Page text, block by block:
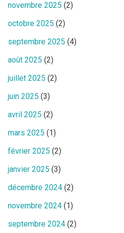
novembre 2025 (2)
octobre 2025 (2)
septembre 2025 (4)
août 2025 (2)
juillet 2025 (2)
juin 2025 (3)
avril 2025 (2)
mars 2025 (1)
février 2025 (2)
janvier 2025 (3)
décembre 2024 (2)
novembre 2024 (1)
septembre 2024 (2)